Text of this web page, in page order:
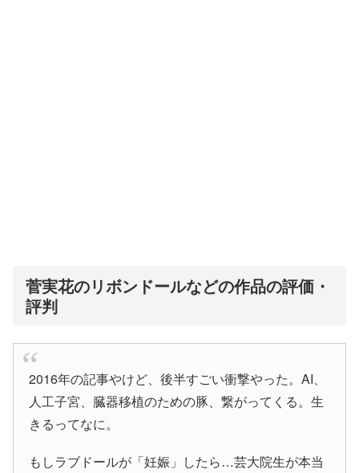
菅実花のリボンドールなどの作品の評価・
評判
2016年の記事やけど、後半すごい衝撃やった。AI、
人工子宮、臓器移植のための豚、繋がってくる。生
きるってなに。
もしラブドールが「妊娠」したら…芸大院生が本当